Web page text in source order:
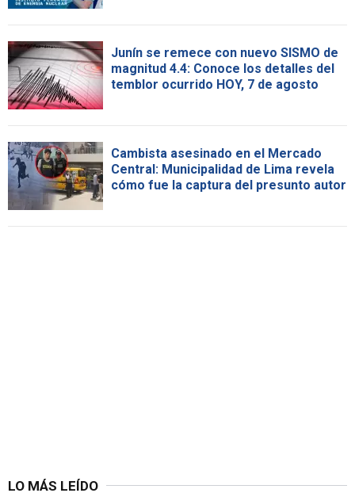
Junín se remece con nuevo SISMO de
magnitud 4.4: Conoce los detalles del
temblor ocurrido HOY, 7 de agosto
Cambista asesinado en el Mercado
Central: Municipalidad de Lima revela
cómo fue la captura del presunto autor
LO MÁS LEÍDO